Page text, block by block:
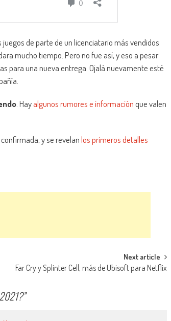
juegos de parte de un licenciatario más vendidos
mucho tiempo. Pero no fue así, y eso a pesar
para una nueva entrega. Ojalá nuevamente esté
. Hayalgunos rumores e informaciónque valen
y se revelanlos primeros detalles
Next article
Far Cry y Splinter Cell, más de Ubisoft para Netflix
”